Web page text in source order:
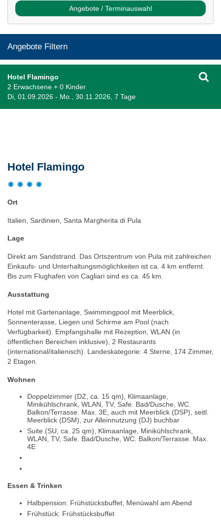
Angebote / Terminauswahl
Angebote Filtern
Hotel Flamingo
2 Erwachsene + 0 Kinder
Di, 01.09.2026 - Mo., 30.11.2026, 7 Tage
Hotel Flamingo
Ort
Italien, Sardinien, Santa Margherita di Pula
Lage
Direkt am Sandstrand. Das Ortszentrum von Pula mit zahlreichen
Einkaufs- und Unterhaltungsmöglichkeiten ist ca. 4 km entfernt.
Bis zum Flughafen von Cagliari sind es ca. 45 km.
Ausstattung
Hotel mit Gartenanlage, Swimmingpool mit Meerblick,
Sonnenterasse, Liegen und Schirme am Pool (nach
Verfügbarkeit). Empfangshalle mit Rezeption, WLAN (in
öffentlichen Bereichen inklusive), 2 Restaurants
(international/italienisch). Landeskategorie: 4 Sterne, 174 Zimmer,
2 Etagen.
Wohnen
Doppelzimmer (DZ, ca. 15 qm), Klimaanlage,
Minikühlschrank, WLAN, TV, Safe. Bad/Dusche, WC.
Balkon/Terrasse. Max. 3E, auch mit Meerblick (DSP), seitl.
Meerblick (DSM), zur Alleinnutzung (DJ) buchbar
Suite (SU, ca. 25 qm), Klimaanlage, Minikühlschrank,
WLAN, TV, Safe. Bad/Dusche, WC. Balkon/Terrasse. Max.
4E
Essen & Trinken
Halbpension: Frühstücksbuffet, Menüwahl am Abend
Frühstück: Frühstücksbuffet